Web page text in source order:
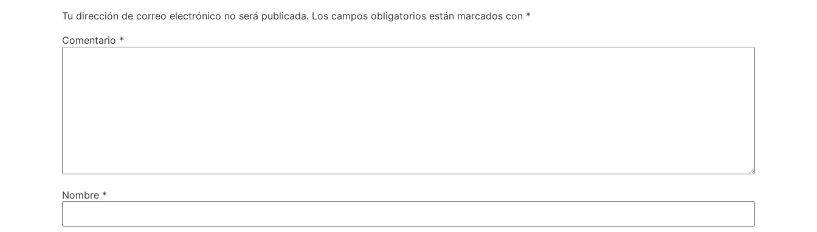
Tu dirección de correo electrónico no será publicada. Los campos obligatorios están marcados con *
Comentario *
Nombre *